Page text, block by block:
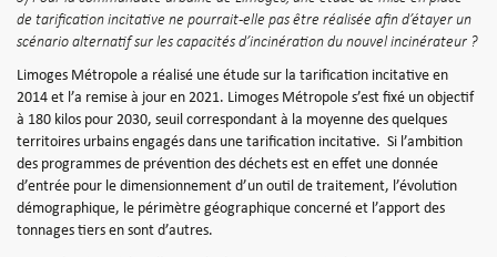
de tarification incitative ne pourrait-elle pas être réalisée afin d’étayer un
scénario alternatif sur les capacités d’incinération du nouvel incinérateur ?
Limoges Métropole a réalisé une étude sur la tarification incitative en
2014 et l’a remise à jour en 2021. Limoges Métropole s’est fixé un objectif
à 180 kilos pour 2030, seuil correspondant à la moyenne des quelques
territoires urbains engagés dans une tarification incitative. Si l’ambition
des programmes de prévention des déchets est en effet une donnée
d’entrée pour le dimensionnement d’un outil de traitement, l’évolution
démographique, le périmètre géographique concerné et l’apport des
tonnages tiers en sont d’autres.